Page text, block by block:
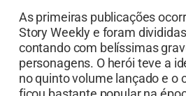
As primeiras publicações
Story Weekly e foram
contando com belíssimas
personagens. O herói teve a
no quinto volume lançado e o